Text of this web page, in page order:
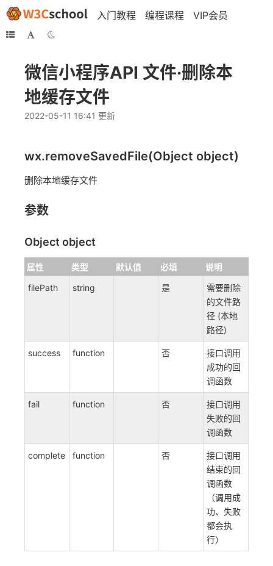
入门教程 编程课程 VIP会员
微信小程序API 文件·删除本
地缓存文件
2022-05-11 16:41 更新
wx.removeSavedFile(Object object)
删除本地缓存文件
参数
Object object
属性 类型 默认值 必填
说明
filePath
string 是
需要删除
的文件路
径 (本地
路径)
success function 否
接口调用
成功的回
调函数
fail function 否
接口调用
失败的回
调函数
complete function 否
接口调用
结束的回
调函数
（调用成
功、失败
都会执
行）